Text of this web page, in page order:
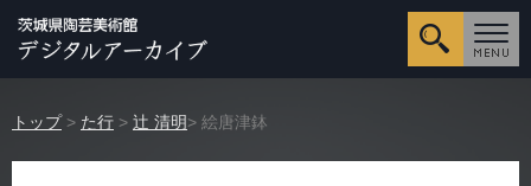
詳細検
トップ > た行 > 辻 清明 > 絵唐津鉢